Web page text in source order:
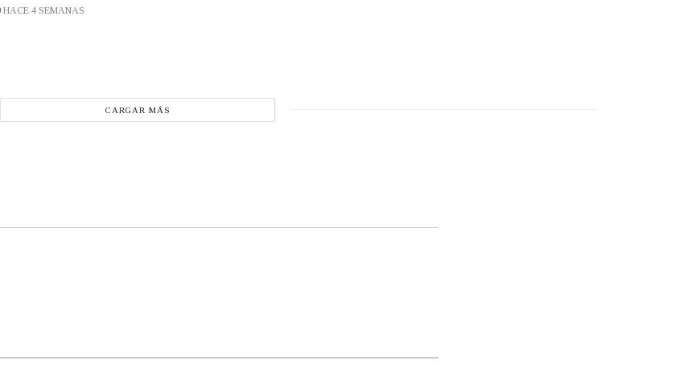
HACE 4 SEMANAS
CARGAR MÁS